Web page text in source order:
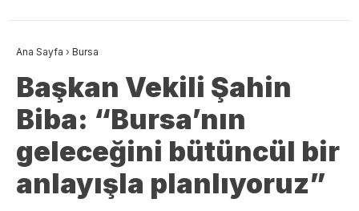
Ana Sayfa › Bursa
Başkan Vekili Şahin
Biba: “Bursa’nın
geleceğini bütüncül bir
anlayışla planlıyoruz”